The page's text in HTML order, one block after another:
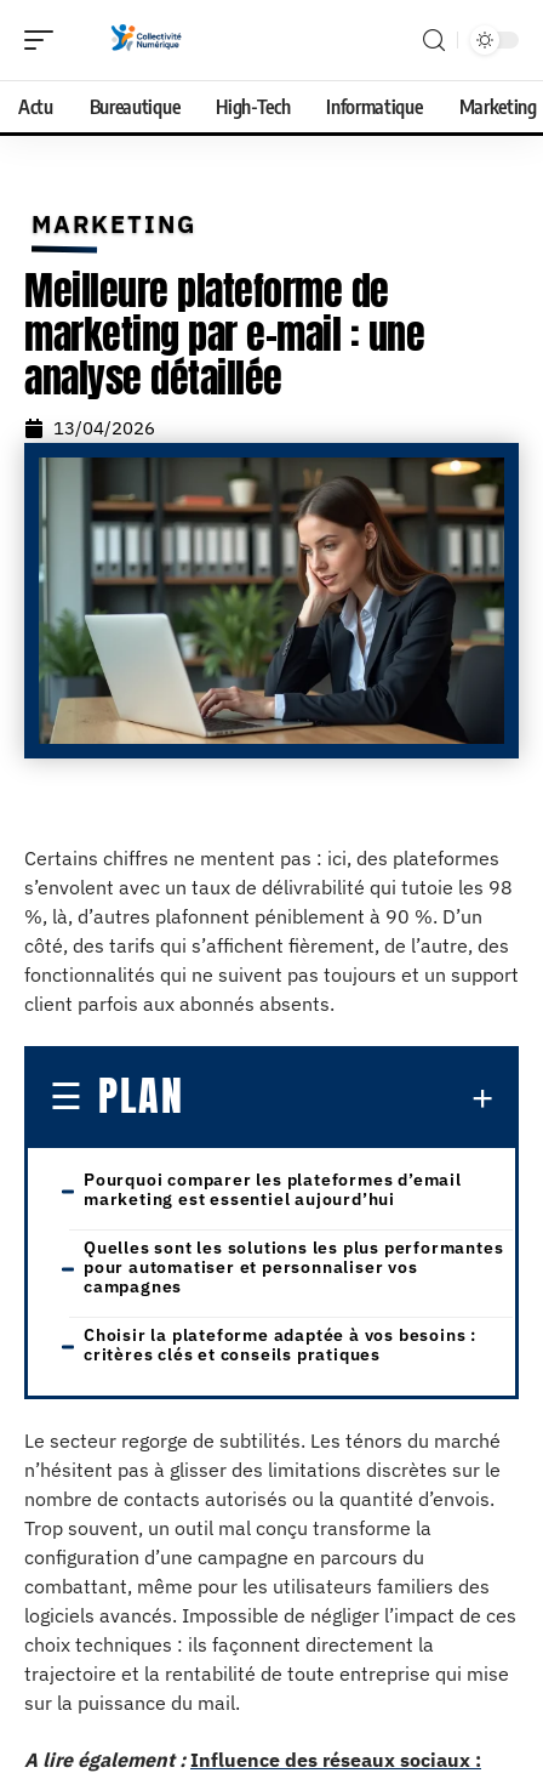
Actu Bureautique High-Tech Informatique Marketing
MARKETING
Meilleure plateforme de
marketing par e-mail : une
analyse détaillée
13/04/2026
Certains chiffres ne mentent pas : ici, des plateformes
s’envolent avec un taux de délivrabilité qui tutoie les 98
%, là, d’autres plafonnent péniblement à 90 %. D’un
côté, des tarifs qui s’affichent fièrement, de l’autre, des
fonctionnalités qui ne suivent pas toujours et un support
client parfois aux abonnés absents.
PLAN
Pourquoi comparer les plateformes d’email
marketing est essentiel aujourd’hui
Quelles sont les solutions les plus performantes
pour automatiser et personnaliser vos
campagnes
Choisir la plateforme adaptée à vos besoins :
critères clés et conseils pratiques
Le secteur regorge de subtilités. Les ténors du marché
n’hésitent pas à glisser des limitations discrètes sur le
nombre de contacts autorisés ou la quantité d’envois.
Trop souvent, un outil mal conçu transforme la
configuration d’une campagne en parcours du
combattant, même pour les utilisateurs familiers des
logiciels avancés. Impossible de négliger l’impact de ces
choix techniques : ils façonnent directement la
trajectoire et la rentabilité de toute entreprise qui mise
sur la puissance du mail.
A lire également : Influence des réseaux sociaux :